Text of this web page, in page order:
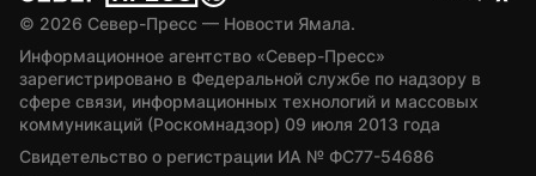
© 2026 Север-Пресс — Новости Ямала.
Информационное агентство «Север-Пресс»
зарегистрировано в Федеральной службе по надзору в
сфере связи, информационных технологий и массовых
коммуникаций (Роскомнадзор) 09 июля 2013 года
Свидетельство о регистрации ИА № ФС77-54686